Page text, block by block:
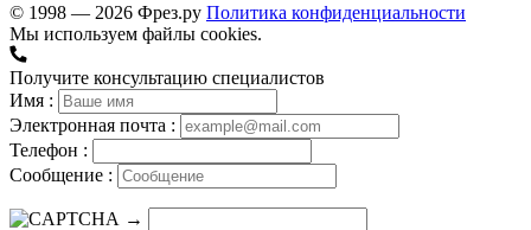
© 1998 — 2026 Фрез.ру Политика конфиденциальности
Мы используем файлы cookies.
Получите консультацию специалистов
Имя :
Электронная почта :
Телефон :
Сообщение :
→